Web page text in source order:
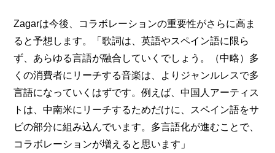
Zagarは今後、コラボレーションの重要性がさらに高ま
ると予想します。「歌詞は、英語やスペイン語に限ら
ず、あらゆる言語が融合していくでしょう。（中略）多
くの消費者にリーチする音楽は、よりジャンルレスで多
言語になっていくはずです。例えば、中国人アーティス
トは、中南米にリーチするためだけに、スペイン語をサ
ビの部分に組み込んでいます。多言語化が進むことで、
コラボレーションが増えると思います」